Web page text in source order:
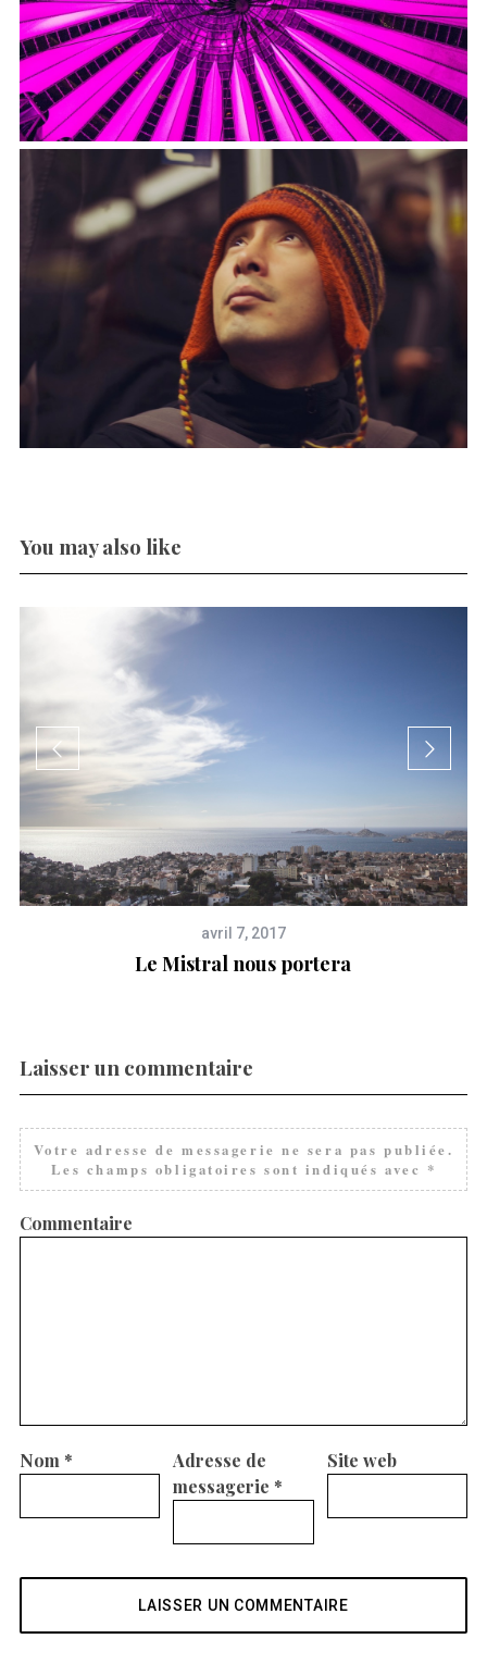
You may also like
avril 7, 2017
Le Mistral nous portera
Laisser un commentaire
Votre adresse de messagerie ne sera pas publiée.
Les champs obligatoires sont indiqués avec *
Commentaire
Nom *
Adresse de
messagerie *
Site web